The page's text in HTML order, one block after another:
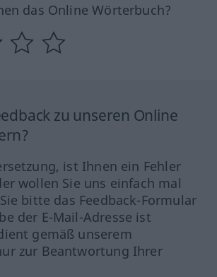
das Online Wörterbuch?
zu unseren Online
ist Ihnen ein Fehler
wollen Sie uns einfach mal
bitte das Feedback-Formular
der E-Mail-Adresse ist
gemäß unserem
zur Beantwortung Ihrer